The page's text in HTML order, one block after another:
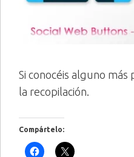
Si conocéis alguno
la recopilación.
Compártelo: